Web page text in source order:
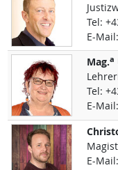
Tel:
E-Mail:
Mag.a
Tel:
E-Mail:
E-Mail: